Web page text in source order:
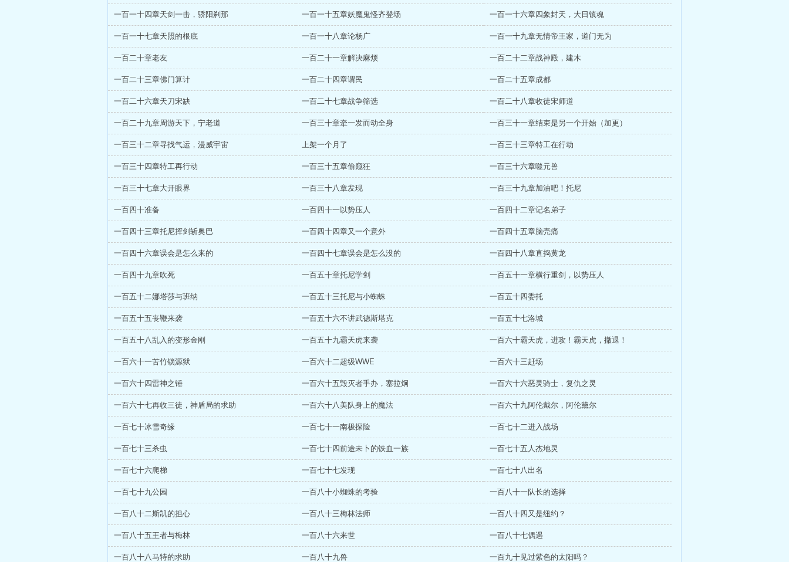
一百一十四章天剑一击，骄阳刹那 一百一十五章妖魔鬼怪齐登场 一百一十六章四象封天，大日镇魂
一百一十七章天照的根底 一百一十八章论杨广 一百一十九章无情帝王家，道门无为
一百二十章老友 一百二十一章解决麻烦 一百二十二章战神殿，建木
一百二十三章佛门算计 一百二十四章谓民 一百二十五章成都
一百二十六章天刀宋缺 一百二十七章战争筛选 一百二十八章收徒宋师道
一百二十九章周游天下，宁老道 一百三十章牵一发而动全身 一百三十一章结束是另一个开始（加更）
一百三十二章寻找气运，漫威宇宙 上架一个月了 一百三十三章特工在行动
一百三十四章特工再行动 一百三十五章偷窥狂 一百三十六章噬元兽
一百三十七章大开眼界 一百三十八章发现 一百三十九章加油吧！托尼
一百四十准备 一百四十一以势压人 一百四十二章记名弟子
一百四十三章托尼挥剑斩奥巴 一百四十四章又一个意外 一百四十五章脑壳痛
一百四十六章误会是怎么来的 一百四十七章误会是怎么没的 一百四十八章直捣黄龙
一百四十九章吹死 一百五十章托尼学剑 一百五十一章横行重剑，以势压人
一百五十二娜塔莎与班纳 一百五十三托尼与小蜘蛛 一百五十四委托
一百五十五丧鞭来袭 一百五十六不讲武德斯塔克 一百五十七洛城
一百五十八乱入的变形金刚 一百五十九霸天虎来袭 一百六十霸天虎，进攻！霸天虎，撤退！
一百六十一苦竹锁源狱 一百六十二超级WWE 一百六十三赶场
一百六十四雷神之锤 一百六十五毁灭者手办，塞拉炯 一百六十六恶灵骑士，复仇之灵
一百六十七再收三徒，神盾局的求助 一百六十八美队身上的魔法 一百六十九阿伦戴尔，阿伦黛尔
一百七十冰雪奇缘 一百七十一南极探险 一百七十二进入战场
一百七十三杀虫 一百七十四前途未卜的铁血一族 一百七十五人杰地灵
一百七十六爬梯 一百七十七发现 一百七十八出名
一百七十九公园 一百八十小蜘蛛的考验 一百八十一队长的选择
一百八十二斯凯的担心 一百八十三梅林法师 一百八十四又是纽约？
一百八十五王者与梅林 一百八十六来世 一百八十七偶遇
一百八十八马特的求助 一百八十九兽 一百九十见过紫色的太阳吗？